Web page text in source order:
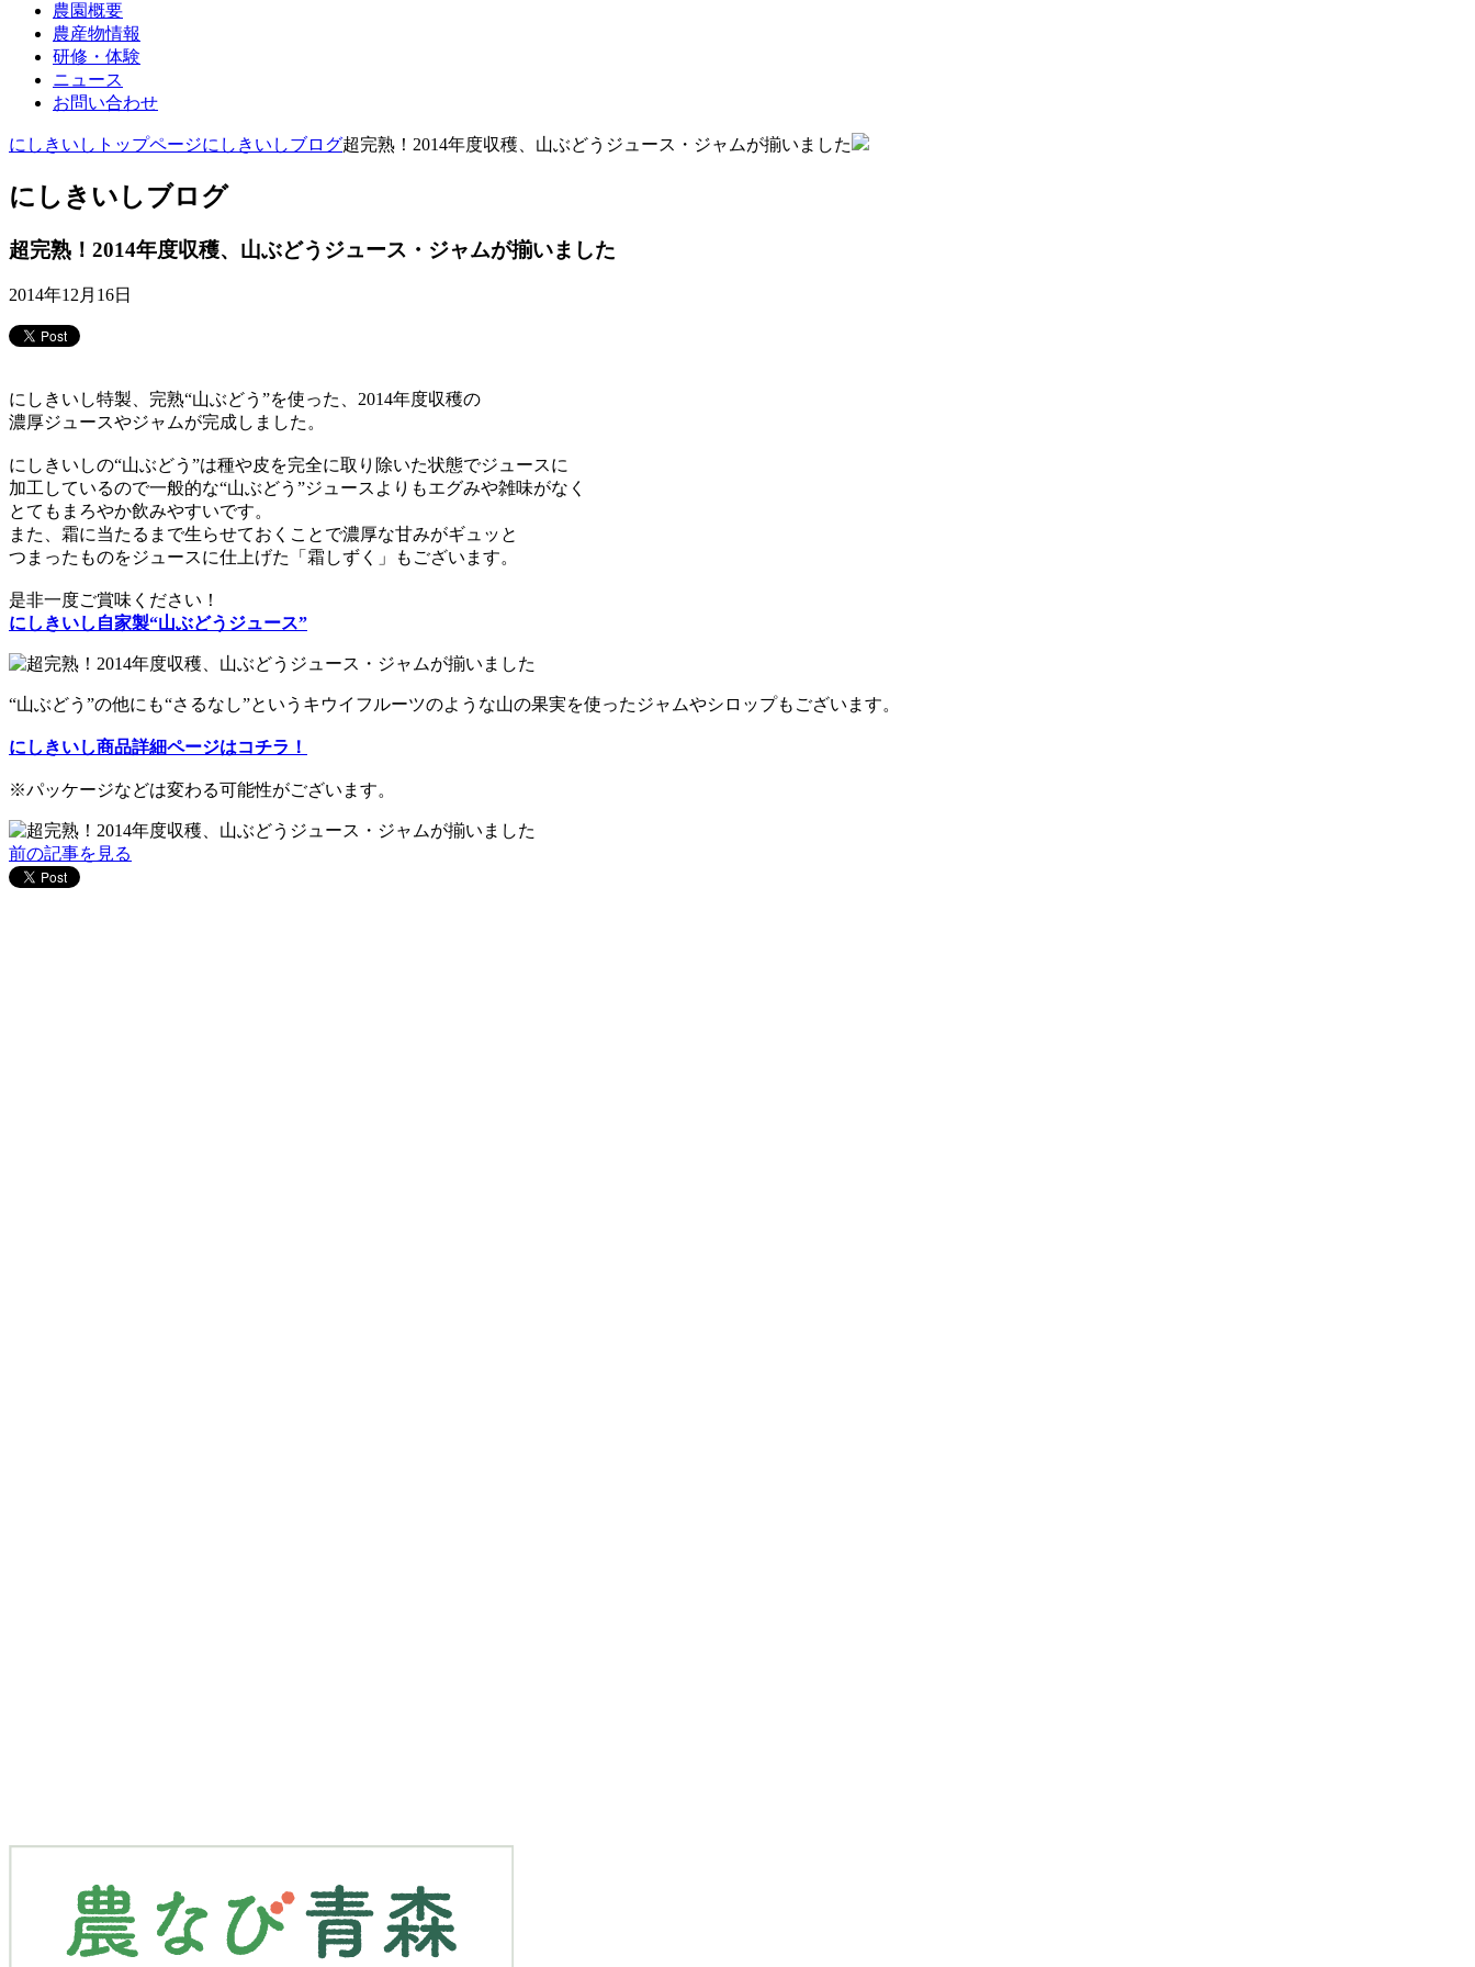
農園概要
農産物情報
研修・体験
ニュース
お問い合わせ
にしきいしトップページにしきいしブログ超完熟！2014年度収穫、山ぶどうジュース・ジャムが揃いました
にしきいしブログ
超完熟！2014年度収穫、山ぶどうジュース・ジャムが揃いました
2014年12月16日
にしきいし特製、完熟“山ぶどう”を使った、2014年度収穫の
濃厚ジュースやジャムが完成しました。
にしきいしの“山ぶどう”は種や皮を完全に取り除いた状態でジュースに
加工しているので一般的な“山ぶどう”ジュースよりもエグみや雑味がなく
とてもまろやか飲みやすいです。
また、霜に当たるまで生らせておくことで濃厚な甘みがギュッと
つまったものをジュースに仕上げた「霜しずく」もございます。
是非一度ご賞味ください！
にしきいし自家製“山ぶどうジュース”
“山ぶどう”の他にも“さるなし”というキウイフルーツのような山の果実を使ったジャムやシロップもございます。
にしきいし商品詳細ページはコチラ！
※パッケージなどは変わる可能性がございます。
前の記事を見る